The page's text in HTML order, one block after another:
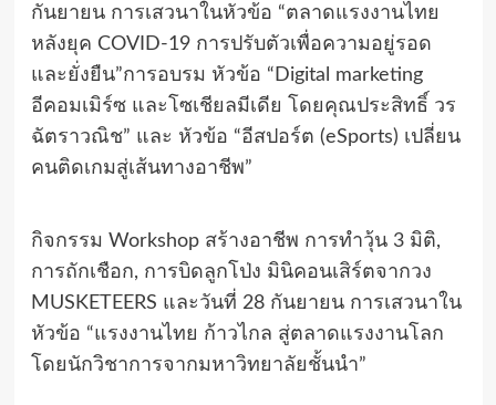
กันยายน การเสวนาในหัวข้อ “ตลาดแรงงานไทย
หลังยุค COVID-19 การปรับตัวเพื่อความอยู่รอด
และยั่งยืน”การอบรม หัวข้อ “Digital marketing
อีคอมเมิร์ซ และโซเชียลมีเดีย โดยคุณประสิทธิ์ วร
ฉัตราวณิช” และ หัวข้อ “อีสปอร์ต (eSports) เปลี่ยน
คนติดเกมสู่เส้นทางอาชีพ”
กิจกรรม Workshop สร้างอาชีพ การทำวุ้น 3 มิติ,
การถักเชือก, การบิดลูกโป่ง มินิคอนเสิร์ตจากวง
MUSKETEERS และวันที่ 28 กันยายน การเสวนาใน
หัวข้อ “แรงงานไทย ก้าวไกล สู่ตลาดแรงงานโลก
โดยนักวิชาการจากมหาวิทยาลัยชั้นนำ”